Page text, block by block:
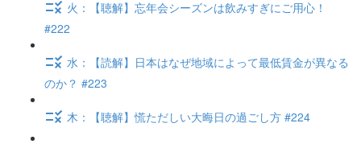
火：【聴解】忘年会シーズンは飲みすぎにご用心！
#222
水：【読解】日本はなぜ地域によって最低賃金が異なる
のか？ #223
木：【聴解】慌ただしい大晦日の過ごし方 #224